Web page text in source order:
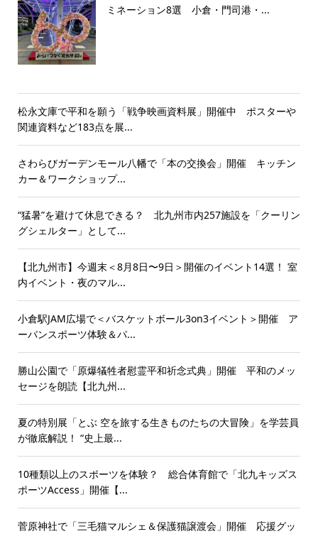
ミネーション8選 小倉・門司港・...
松永文庫で平和を願う「戦争映画資料展」開催中 ポスターや
関連資料など183点を展...
さわらびガーデンモール八幡で「本の交換会」開催 キッチン
カー＆ワークショップ...
“猛暑”を避けて休息できる？ 北九州市内257施設を「クーリン
グシェルター」として...
【北九州市】今週末＜8月8日〜9日＞開催のイベント14選！ 室
内イベント・夜のマル...
小倉駅JAM広場で＜バスケットボール3on3イベント＞開催 ア
ーバンスポーツ体験＆パ...
勝山公園で「原爆犠牲者慰霊平和祈念式典」開催 平和のメッ
セージを朗読【北九州...
夏の特別展「とぶ 空を旅する生きものたちの大冒険」を学芸員
が徹底解説！ “史上最...
10種類以上のスポーツを体験？ 総合体育館で「北九キッズス
ポーツAccess」開催【...
菅原神社で「三毛猫マルシェ＆保護猫譲渡会」開催 応援グッ